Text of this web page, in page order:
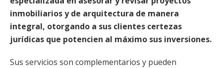
inmobiliarios y de arquitectura de manera
integral, otorgando a sus clientes certezas
jurídicas que potencien al máximo sus inversiones.
Sus servicios son complementarios y pueden